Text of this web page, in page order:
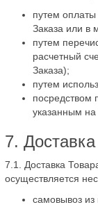
путем
Заказа или в
путем
расчетный
Заказа);
путем
посредством
указанным на
7.
7.1. Доставка
осуществляется
самовывоз из